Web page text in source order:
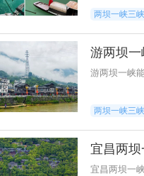
两坝一峡三
游两坝
游两坝一峡
两坝一峡三
宜昌两
宜昌两坝一